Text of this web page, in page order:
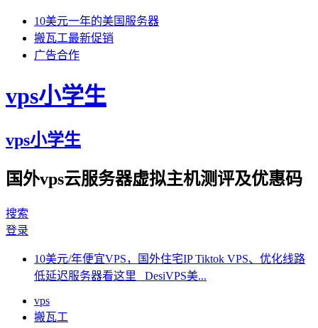
10美元一年的美国服务器
搬瓦工最新促销
广告合作
vps小学生
vps小学生
国外vps云服务器虚拟主机测评及优惠码
搜索
登录
10美元/年便宜VPS，国外住宅IP Tiktok VPS、优化线路
低延迟服务器看这里 DesiVPS美...
vps
搬瓦工